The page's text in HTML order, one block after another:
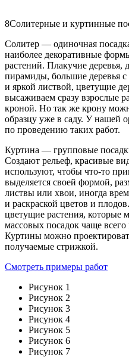
8Солитерные и куртинные
Солитер — одиночная
наиболее декоративные
растений. Плакучие деревья,
пирамиды, большие деревья
и яркой листвой, цветущие
высаживаем сразу взрослые
кроной. Но так же крону
образцу уже в саду. У нашей
по проведению таких работ.
Куртина — групповые
Создают рельеф, красивые
используют, чтобы что-то
выделяется своей формой,
листвы или хвои, иногда
и раскраской цветов и
цветущие растения, которые
массовых посадок чаще
Куртины можно
получаемые стрижкой.
Смотреть примеры работ
Рисунок 1
Рисунок 2
Рисунок 3
Рисунок 4
Рисунок 5
Рисунок 6
Рисунок 7